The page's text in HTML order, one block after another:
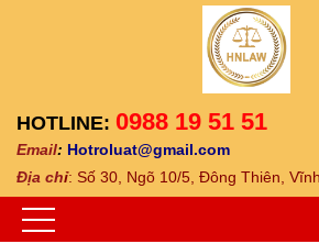
HOTLINE: 0988 19 51 51
Email: Hotroluat@gmail.com
Địa chỉ: Số 30, Ngõ 10/5, Đông Thiên,